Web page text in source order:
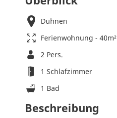
Duhnen
Ferienwohnung - 40m²
2 Pers.
1 Schlafzimmer
1 Bad
Beschreibung